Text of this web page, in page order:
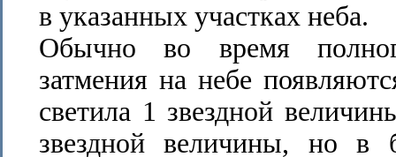
в указанных участках неба.
Обычно во время
затмения на небе
светила 1 звездной
звездной величины, но в